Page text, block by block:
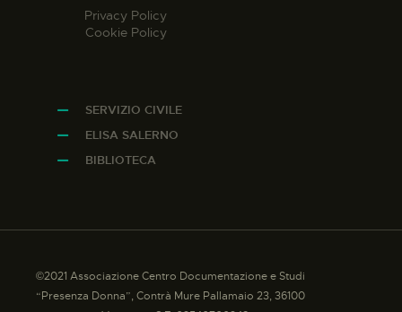
Privacy Policy
Cookie Policy
SERVIZIO CIVILE
ELISA SALERNO
BIBLIOTECA
©2021 Associazione Centro Documentazione e Studi
“Presenza Donna”, Contrà Mure Pallamaio 23, 36100